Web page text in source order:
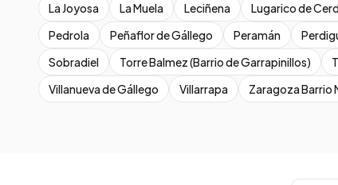
La Joyosa
La Muela Leciñena Lugarico de
Pedrola
Peñaflor de Gállego Peramán
Sobradiel
Torre Balmez (Barrio de Garrapinillos)
Villanueva de Gállego
Villarrapa Zaragoza Barrio